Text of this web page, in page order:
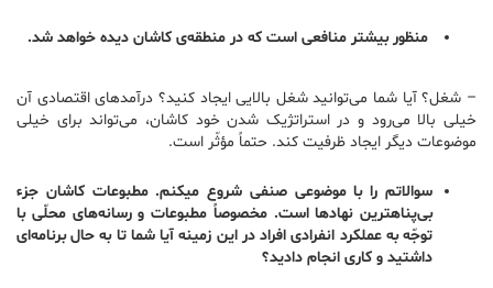
منظور بیشتر منافعی است که در منطقه‌ی کاشان دیده خواهد شد.
– شغل؟ آیا شما می‌توانید شغل بالایی ایجاد کنید؟ درآمدهای اقتصادی آن
خیلی بالا می‌رود و در استراتژیک شدن خود کاشان، می‌تواند برای خیلی
موضوعات دیگر ایجاد ظرفیت کند. حتماً مؤثّر است.
سوالاتم را با موضوعی صنفی شروع میکنم. مطبوعات کاشان جزء
بی‌پناهترین نهادها است. مخصوصاً مطبوعات و رسانه‌های محلّی با
توجّه به عملکرد انفرادی افراد در این زمینه آیا شما تا به حال برنامه‌ای
داشتید و کاری انجام دادید؟